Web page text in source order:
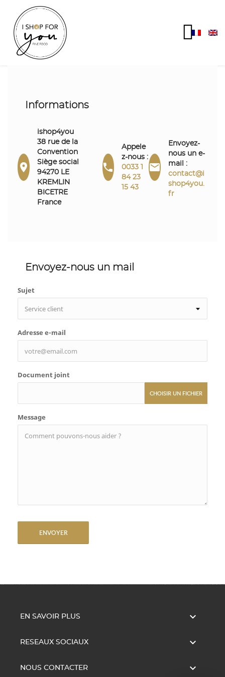
Informations

ishop4you
38 rue de la
Convention
Siège social
94270 LE
KREMLIN
BICETRE
France

Appele
z-nous :
0033 1
84 23
15 43

Envoyez-
nous un e-
mail :
contact@i
shop4you.
fr
Envoyez-nous un mail
Sujet
Adresse e-mail
Document joint
CHOISIR UN FICHIER
Message
EN SAVOIR PLUS 
RESEAUX SOCIAUX 
NOUS CONTACTER 